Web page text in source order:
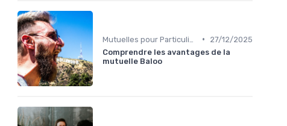
•
27/12/2025
Comprendre les avantages de la
mutuelle Baloo